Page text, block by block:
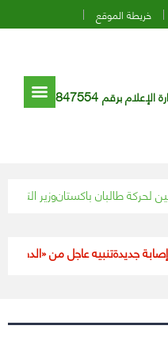
خريطة الموقع
برقم 847554
طالبان باكستانوزير التعليم:
تنبيه عاجل من «الدفاع